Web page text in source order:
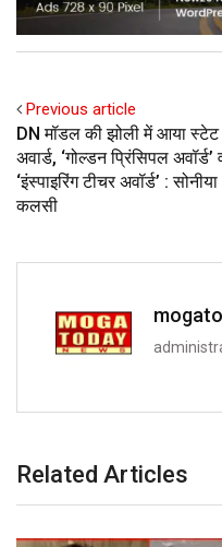
Previous article
DN मॉडल की झोली में आया स्टेट
अवार्ड, ‘गोल्डन प्रिंसिपल अवॉर्ड’
‘इंस्पाइरिंग टीचर अवॉर्ड’ : सोनीया
कलसी
Related Articles